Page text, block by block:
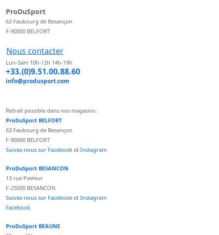
ProDuSport
63 Faubourg de Besançon
F-90000 BELFORT
Nous contacter
Lun-Sam 10h-12h 14h-19h
+33.(0)9.51.00.88.60
info@produsport.com
Retrait possible dans nos magasins :
ProDuSport BELFORT
63 Faubourg de Besançon
F-90000 BELFORT
Suivez-nous sur Facebook et Instagram
ProDuSport BESANCON
13 rue Pasteur
F-25000 BESANCON
Suivez-nous sur Facebook et Instagram
Facebook
ProDuSport BEAUNE